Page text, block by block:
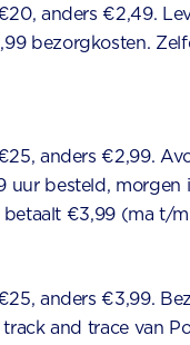
anders €2,49.
bezorgkosten.
anders €2,99.
uur besteld,
betaalt €3,99 (ma t/
anders €3,99.
and trace van